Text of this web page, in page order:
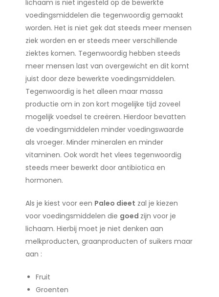
lichaam is niet ingesteld op de bewerkte
voedingsmiddelen die tegenwoordig gemaakt
worden. Het is niet gek dat steeds meer mensen
ziek worden en er steeds meer verschillende
ziektes komen. Tegenwoordig hebben steeds
meer mensen last van overgewicht en dit komt
juist door deze bewerkte voedingsmiddelen.
Tegenwoordig is het alleen maar massa
productie om in zon kort mogelijke tijd zoveel
mogelijk voedsel te creëren. Hierdoor bevatten
de voedingsmiddelen minder voedingswaarde
als vroeger. Minder mineralen en minder
vitaminen. Ook wordt het vlees tegenwoordig
steeds meer bewerkt door antibiotica en
hormonen.
Als je kiest voor een Paleo dieet zal je kiezen
voor voedingsmiddelen die goed zijn voor je
lichaam. Hierbij moet je niet denken aan
melkproducten, graanproducten of suikers maar
aan :
Fruit
Groenten